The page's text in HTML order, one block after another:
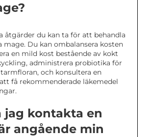
åtgärder du kan ta för att behandla
mage. Du kan ombalansera kosten
en mild kost bestående av kokt
administrera probiotika för
och konsultera en
få rekommenderade läkemedel
jag kontakta en
angående min